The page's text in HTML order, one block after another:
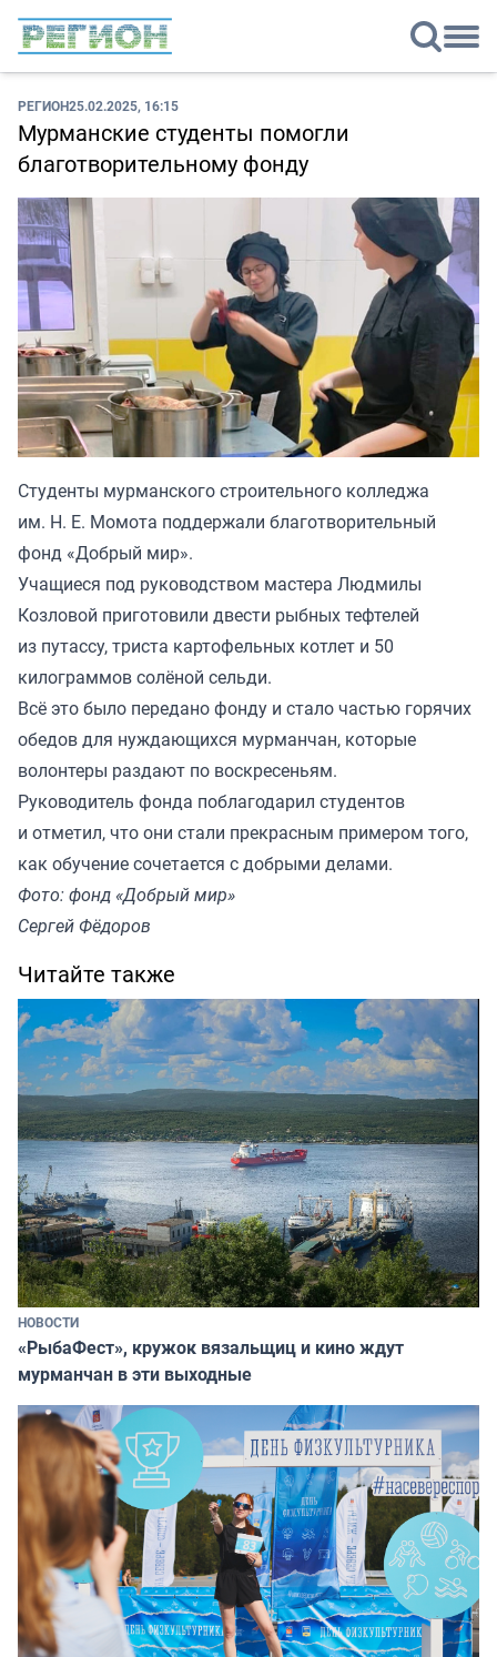
РЕГИОН25.02.2025, 16:15
Мурманские студенты помогли
благотворительному фонду
Студенты мурманского строительного колледжа
им. Н. Е. Момота поддержали благотворительный
фонд «Добрый мир».
Учащиеся под руководством мастера Людмилы
Козловой приготовили двести рыбных тефтелей
из путассу, триста картофельных котлет и 50
килограммов солёной сельди.
Всё это было передано фонду и стало частью горячих
обедов для нуждающихся мурманчан, которые
волонтеры раздают по воскресеньям.
Руководитель фонда поблагодарил студентов
и отметил, что они стали прекрасным примером того,
как обучение сочетается с добрыми делами.
Фото: фонд «Добрый мир»
Сергей Фёдоров
Читайте также
НОВОСТИ
«РыбаФест», кружок вязальщиц и кино ждут
мурманчан в эти выходные